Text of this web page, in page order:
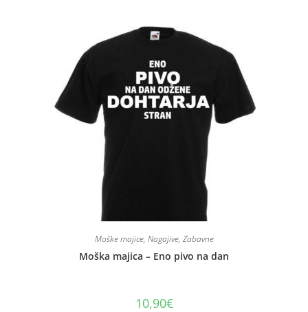
Moške majice, Nagajive, Zabavne
Moška majica – Eno pivo na dan
10,90€